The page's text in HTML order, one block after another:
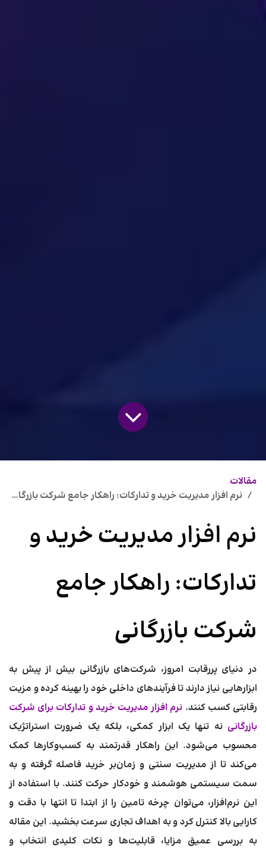
مقالات
نرم افزار مدیریت خرید و تدارکات: راهکار جامع شرکت بازرگانی
نرم افزار مدیریت خرید و
تدارکات: راهکار جامع
شرکت بازرگانی
در دنیای پررقابت امروز، شرکت‌های بازرگانی بیش از پیش به
ابزارهایی نیاز دارند تا فرآیندهای داخلی خود را بهینه کرده و مزیت
رقابتی کسب کنند. نرم افزار مدیریت خرید و تدارکات برای شرکت
بازرگانی نه تنها یک ابزار کمکی، بلکه یک ضرورت استراتژیک
محسوب می‌شود. این راهکار قدرتمند به کسب‌وکارها کمک
می‌کند تا از مدیریت سنتی و زمان‌بر خرید فاصله گرفته و به
سمت سیستمی هوشمند و خودکار حرکت کنند. با استفاده از
این نرم‌افزار، می‌توان چرخه تامین را از ابتدا تا انتها با دقت و
کارایی بالا کنترل کرد و به اهداف تجاری سرعت بخشید. این مقاله
به بررسی عمیق مزایا، قابلیت‌ها و نکات کلیدی انتخاب و